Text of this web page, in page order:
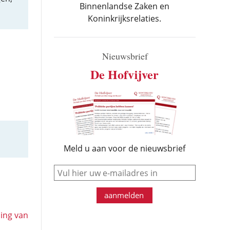
van
Binnenlandse Zaken en
Koninkrijksrelaties.
Nieuwsbrief
De Hofvijver
Meld u aan voor de nieuwsbrief
e-mail
aanmelden